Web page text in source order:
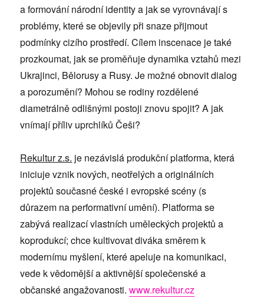
a formování národní identity a jak se vyrovnávají s
problémy, které se objevily při snaze přijmout
podmínky cizího prostředí. Cílem inscenace je také
prozkoumat, jak se proměňuje dynamika vztahů mezi
Ukrajinci, Bělorusy a Rusy. Je možné obnovit dialog
a porozumění? Mohou se rodiny rozdělené
diametrálně odlišnými postoji znovu spojit? A jak
vnímají příliv uprchlíků Češi?
Rekultur z.s. je nezávislá produkční platforma, která
iniciuje vznik nových, neotřelých a originálních
projektů současné české i evropské scény (s
důrazem na performativní umění). Platforma se
zabývá realizací vlastních uměleckých projektů a
koprodukcí; chce kultivovat diváka směrem k
modernímu myšlení, které apeluje na komunikaci,
vede k vědomější a aktivnější společenské a
občanské angažovanosti.www.rekultur.cz